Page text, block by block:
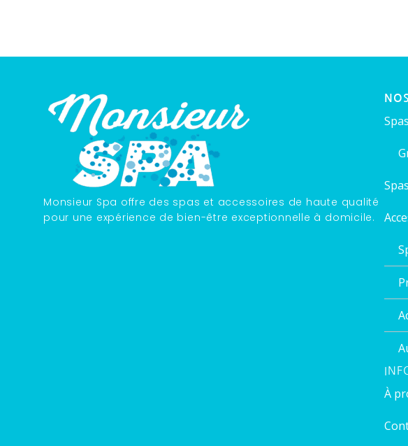
Monsieur Spa offre des spas et accessoires de haute qualité
pour une expérience de bien-être exceptionnelle à domicile.
À